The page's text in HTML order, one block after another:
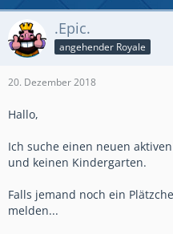
.Epic.
angehender Royale
20. Dezember 2018
Hallo,
Ich suche einen neuen
und keinen Kindergarten.
Falls jemand noch ein
melden...